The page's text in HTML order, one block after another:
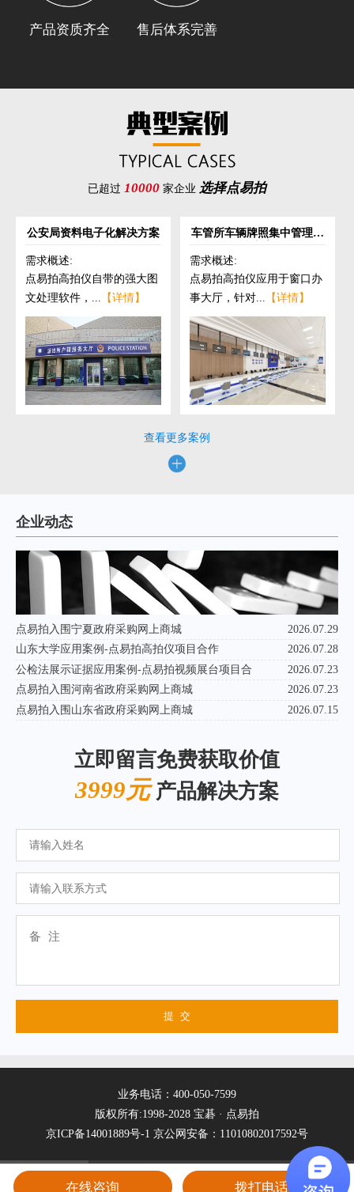
产品资质齐全 售后体系完善
已超过 10000 家企业 选择点易拍
公安局资料电子化解决方案
需求概述:
点易拍高拍仪自带的强大图
文处理软件，... 【详情】
车管所车辆牌照集中管理解
需求概述:
点易拍高拍仪应用于窗口办
事大厅，针对... 【详情】
查看更多案例
企业动态
点易拍入围宁夏政府采购网上商城
2026.07.29
山东大学应用案例-点易拍高拍仪项目合作
2026.07.28
公检法展示证据应用案例-点易拍视频展台项目合
2026.07.23
点易拍入围河南省政府采购网上商城
2026.07.23
点易拍入围山东省政府采购网上商城
2026.07.15
立即留言免费获取价值
3999元产品解决方案
业务电话：400-050-7599
版权所有:1998-2028 宝碁 · 点易拍
京ICP备14001889号-1 京公网安备：11010802017592号
在线咨询 拨打电话